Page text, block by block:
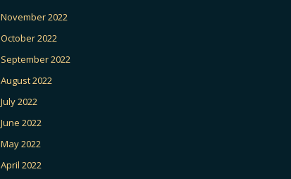
November 2022
October 2022
September 2022
August 2022
July 2022
June 2022
May 2022
April 2022